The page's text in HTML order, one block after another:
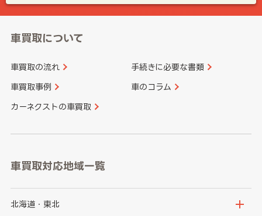
車買取について
車買取の流れ 手続きに必要な書類
車買取事例 車のコラム
カーネクストの車買取
車買取対応地域一覧
北海道・東北